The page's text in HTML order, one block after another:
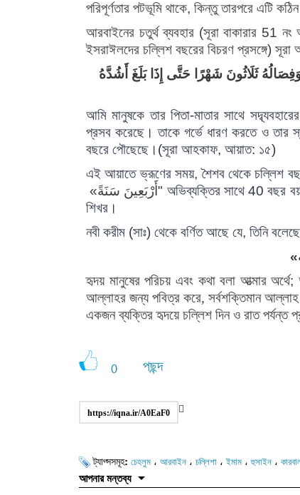
পরিপূর্ণতার পটভূমি থাকে, কিন্তু তারপরে এটি কঠিন
আরবাইনের চতুর্থ ব্যবহার (সূরা বাকারার 51 নং
ইসরাঈলদের চল্লিশ বছরের বিচরণ প্রসঙ্গে) সূরা
ثَلَاثُونَ شَهْرًا حَتَّى إِذَا بَلَغَ أَشُدَّهُ
আমি মানুষকে তার পিতা-মাতার সাথে সদ্ব্যবহারের
প্রসব করেছে। তাকে গর্ভে ধারণ করতে ও তার
বছরে পৌছেছে । (সূরা আহকাফ, আয়াত: ১৫)
এই আয়াতে ভ্রূণের সময়,শৈশব থেকে চল্লিশ
أَرْبَعِينَ سَنَةً»" অভিব্যক্তির সাথে40বছর
শিখর।
নবী করীম (সাঃ) থেকে বর্ণিত আছে যে, তিনি
হৃদয় মানুষের পরিচয় এবং কথা বলা আত্মার অর্থে;
আল্লাহর জন্য পবিত্র করে, সর্বশক্তিমান আল্লাহ
একজন ব্যক্তির হৃদয়ে চল্লিশ দিন ও রাত পর্যন্ত
0 পছন্দ
https://iqna.ir/A0EaF0
ট্যাগ্সসমূহ: চেহলুম ، আরবাইন ، চল্লিশা ،ইমাম ،হুসাইন ،
আপনার মন্তব্য